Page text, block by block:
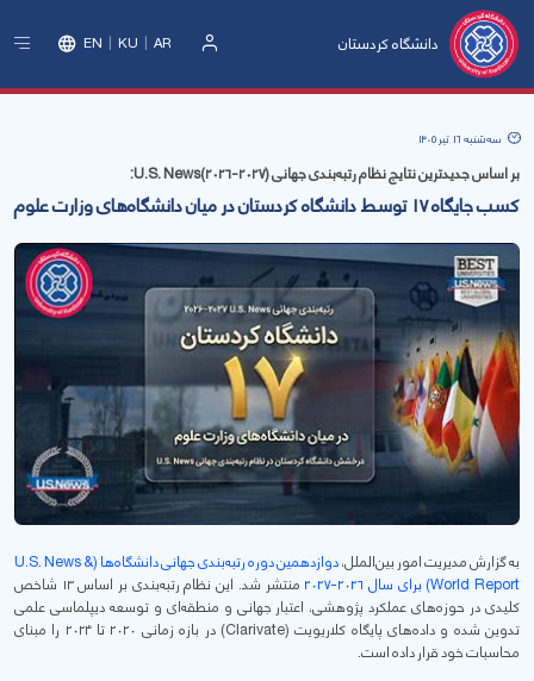
دانشگاه کردستان EN KU AR
سه‌شنبه 16 تیر 1405
بر اساس جدیدترین نتایج نظام رتبه‌بندی جهانی U.S. News(۲۰۲۶-۲۰۲۷):
کسب جایگاه ۱۷ توسط دانشگاه کردستان در میان دانشگاه‌های وزارت علوم
به گزارش مدیریت امور بین‌الملل،
دوازدهمین دوره رتبه‌بندی جهانی دانشگاه‌ها (U.S. News &
World Report) برای سال ۲۰۲۶-۲۰۲۷
منتشر شد. این نظام رتبه‌بندی بر اساس ۱۳ شاخص
کلیدی در حوزه‌های عملکرد پژوهشی، اعتبار جهانی و منطقه‌ای و توسعه دیپلماسی علمی
تدوین شده و داده‌های پایگاه کلاریویت (Clarivate) در بازه زمانی ۲۰۲۰ تا ۲۰۲۴ را مبنای
محاسبات خود قرار داده است.